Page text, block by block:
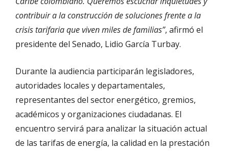
contribuir a la construcción de soluciones frente a la
crisis tarifaria que viven miles de familias”, afirmó el
presidente del Senado, Lidio García Turbay.
Durante la audiencia participarán legisladores,
autoridades locales y departamentales,
representantes del sector energético, gremios,
académicos y organizaciones ciudadanas. El
encuentro servirá para analizar la situación actual
de las tarifas de energía, la calidad en la prestación